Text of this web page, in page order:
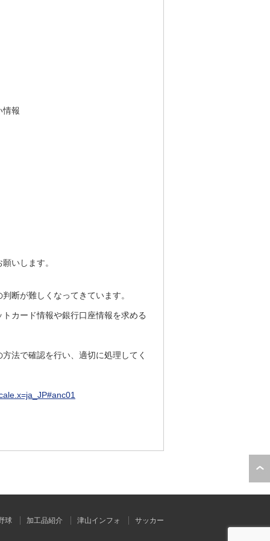
情報
いします。
断が難しくなってきています。
カード情報や銀行口座情報を求める
法で確認を行い、適切に処理してく
球 加工品紹介 津山インフォ サッカー